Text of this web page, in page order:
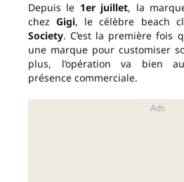
Depuis le 1er juillet, la
chezGigi, le célèbre beach
Society. C’est la première fois
une marque pour customiser
plus, l’opération va bien
présence commerciale.